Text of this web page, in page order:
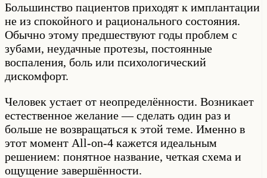
Большинство пациентов приходят к имплантации
не из спокойного и рационального состояния.
Обычно этому предшествуют годы проблем с
зубами, неудачные протезы, постоянные
воспаления, боль или психологический
дискомфорт.
Человек устает от неопределённости. Возникает
естественное желание — сделать один раз и
больше не возвращаться к этой теме. Именно в
этот момент All-on-4 кажется идеальным
решением: понятное название, четкая схема и
ощущение завершённости.